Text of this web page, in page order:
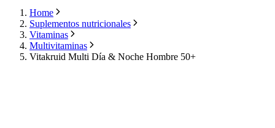
Home
Suplementos nutricionales
Vitaminas
Multivitaminas
Vitakruid Multi Día & Noche Hombre 50+